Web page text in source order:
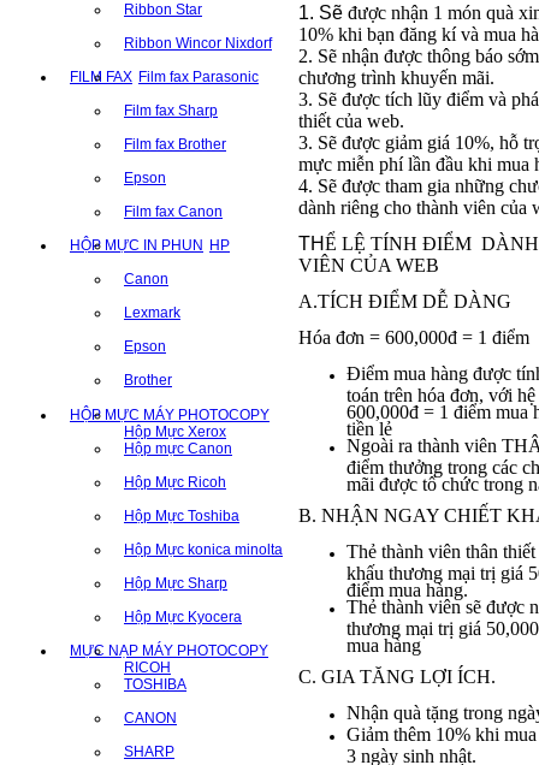
Ribbon Star
Ribbon Wincor Nixdorf
FILM FAX Film fax Parasonic
Film fax Sharp
Film fax Brother
Epson
Film fax Canon
HỘP MỰC IN PHUN HP
Canon
Lexmark
Epson
Brother
HỘP MỰC MÁY PHOTOCOPY
Hộp Mực Xerox
Hộp mực Canon
Hộp Mực Ricoh
Hộp Mực Toshiba
Hộp Mực konica minolta
Hộp Mực Sharp
Hộp Mực Kyocera
MỰC NẠP MÁY PHOTOCOPY
RICOH
TOSHIBA
CANON
SHARP
1. Sẽ được nhận 1 món quà
10% khi bạn đăng kí và mua
2. Sẽ nhận được thông báo
chương trình khuyến mãi.
3. Sẽ được tích lũy điểm và
thiết của web.
3. Sẽ được giảm giá 10%, hỗ
mực miễn phí lần đầu khi mua
4. Sẽ được tham gia những
dành riêng cho thành viên của
THỂ LỆ TÍNH ĐIỂM
VIÊN CỦA WEB
A.TÍCH ĐIỂM DỄ DÀNG
Hóa đơn = 600,000đ = 1 điểm
Điểm mua hàng được
toán trên hóa đơn, với
600,000đ = 1 điểm mua
tiền lẻ
Ngoài ra thành viên
điểm thưởng trong các
mãi được tổ chức trong
B. NHẬN NGAY CHIẾT
Thẻ thành viên thân
khấu thương mại trị giá
điểm mua hàng.
Thẻ thành viên sẽ được
thương mại trị giá
mua hàng
C. GIA TĂNG LỢI ÍCH.
Nhận quà tặng trong
Giảm thêm 10% khi
3 ngày sinh nhật.